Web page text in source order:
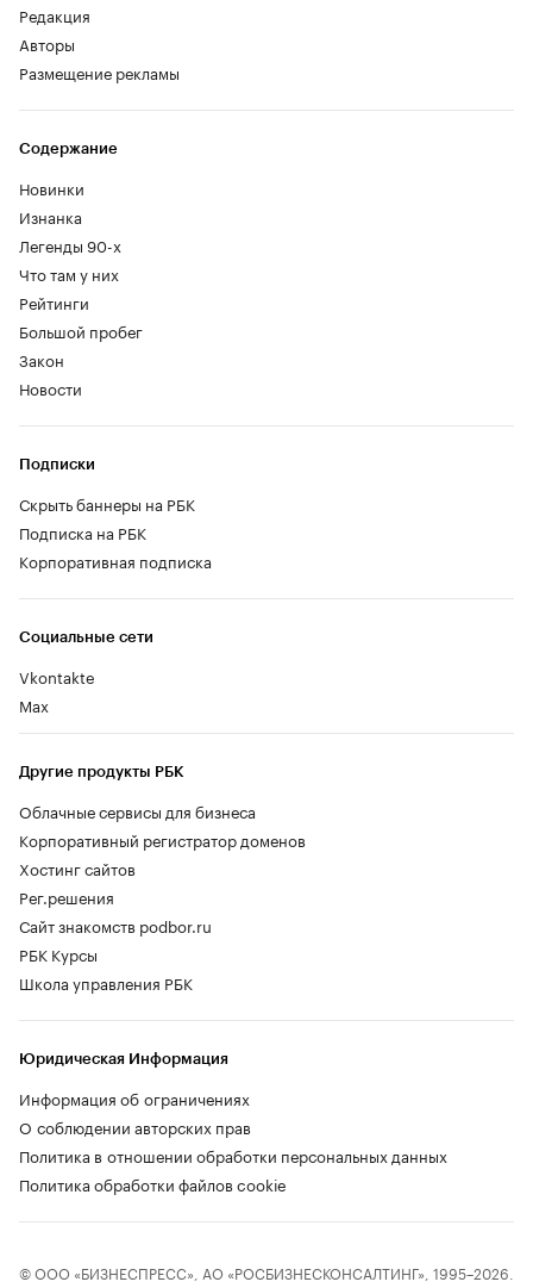
Редакция
Авторы
Размещение рекламы
Содержание
Новинки
Изнанка
Легенды 90-х
Что там у них
Рейтинги
Большой пробег
Закон
Новости
Социальные сети
Vkontakte
Max
Другие продукты РБК
Облачные сервисы для бизнеса
Корпоративный регистратор доменов
Хостинг сайтов
Рег.решения
Сайт знакомств podbor.ru
РБК Курсы
Школа управления РБК
Подписки
Скрыть баннеры на РБК
Подписка на РБК
Корпоративная подписка
Юридическая Информация
Информация об ограничениях
О соблюдении авторских прав
Политика в отношении обработки персональных данных
Политика обработки файлов cookie
© ООО «БИЗНЕСПРЕСС», АО «РОСБИЗНЕСКОНСАЛТИНГ», 1995–2026.